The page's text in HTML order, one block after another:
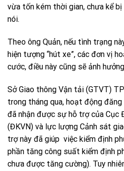
vừa tốn kém thời gian, chưa kể bị
nói.
Theo ông Quản, nếu tình trạng
hiện tượng “hút xe”, các đơn vị
cước, điều này cũng sẽ ảnh
Sở Giao thông Vận tải (GTVT)
trong tháng qua, hoạt động
đã nhận được sự hỗ trợ của Cục
(ĐKVN) và lực lượng Cảnh sát
trợ này đã giúp việc kiểm định
phần tăng công suất kiểm định
chưa được tăng cường). Tuy